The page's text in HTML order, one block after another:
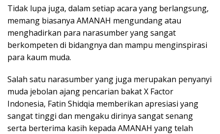
Tidak lupa juga, dalam setiap acara yang berlangsung,
memang biasanya AMANAH mengundang atau
menghadirkan para narasumber yang sangat
berkompeten di bidangnya dan mampu menginspirasi
para kaum muda.
Salah satu narasumber yang juga merupakan penyanyi
muda jebolan ajang pencarian bakat X Factor
Indonesia, Fatin Shidqia memberikan apresiasi yang
sangat tinggi dan mengaku dirinya sangat senang
serta berterima kasih kepada AMANAH yang telah